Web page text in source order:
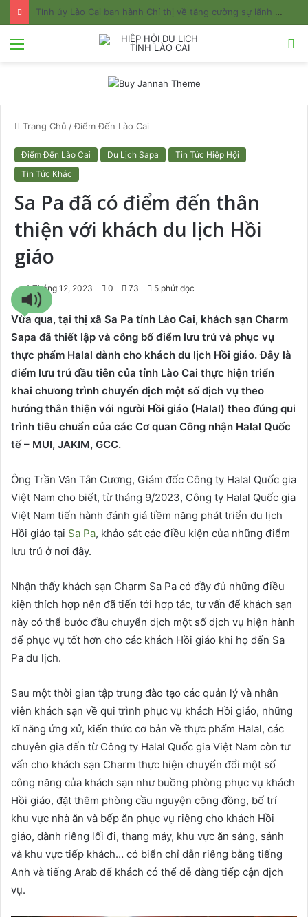
Tỉnh ủy Lào Cai ban hành Chỉ thị về tăng cường sự lãnh đạo của Đảng đối với công tác quản lý và phát triển du lịch
Menu
Trang Chủ /Điểm Đến Lào Cai
Điểm Đến Lào Cai Du Lịch Sapa
Tin Tức Hiệp Hội
Tin Tức Khác
Sa Pa đã có điểm đến thân
thiện với khách du lịch Hồi
giáo
4 Tháng 12, 2023 0 73 5 phút đọc
Vừa qua, tại thị xã Sa Pa tỉnh Lào Cai, khách sạn Charm
Sapa đã thiết lập và công bố điểm lưu trú và phục vụ
thực phẩm Halal dành cho khách du lịch Hồi giáo. Đây là
điểm lưu trú đầu tiên của tỉnh Lào Cai thực hiện triển
khai chương trình chuyển dịch một số dịch vụ theo
hướng thân thiện với người Hồi giáo (Halal) theo đúng qui
trình tiêu chuẩn của các Cơ quan Công nhận Halal Quốc
tế – MUI, JAKIM, GCC.
Ông Trần Văn Tân Cương, Giám đốc Công ty Halal Quốc gia
Việt Nam cho biết, từ tháng 9/2023, Công ty Halal Quốc gia
Việt Nam tiến hành đánh giá tiềm năng phát triển du lịch
Hồi giáo tại Sa Pa, khảo sát các điều kiện của những điểm
lưu trú ở nơi đây.
Nhận thấy khách sạn Charm Sa Pa có đầy đủ những điều
kiện thích hợp nên đã tiến tới hợp tác, tư vấn để khách sạn
này có thể bước đầu chuyển dịch một số dịch vụ hiện hành
để phục vụ tốt hơn cho các khách Hồi giáo khi họ đến Sa
Pa du lịch.
Sau một thời gian tập trung đào tạo các quản lý và nhân
viên khách sạn về qui trình phục vụ khách Hồi giáo, những
kĩ năng ứng xử, kiến thức cơ bản về thực phẩm Halal, các
chuyên gia đến từ Công ty Halal Quốc gia Việt Nam còn tư
vấn cho khách sạn Charm thực hiện chuyển đổi một số
công năng của khách sạn như buồng phòng phục vụ khách
Hồi giáo, đặt thêm phòng cầu nguyện cộng đồng, bố trí
khu vực nhà ăn và bếp ăn phục vụ riêng cho khách Hồi
giáo, dành riêng lối đi, thang máy, khu vực ăn sáng, sảnh
và khu vực tiếp khách… có biển chỉ dẫn riêng bằng tiếng
Anh và tiếng Arab để khách có thể dễ dàng tiếp cận dịch
vụ.